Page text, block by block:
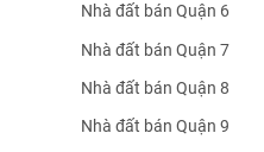
Nhà đất bán Quận 6
Nhà đất bán Quận 7
Nhà đất bán Quận 8
Nhà đất bán Quận 9